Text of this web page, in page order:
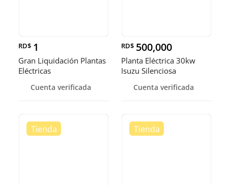
RD$ 1
Gran Liquidación Plantas
Eléctricas
Cuenta verificada
RD$ 500,000
Planta Eléctrica 30kw
Isuzu Silenciosa
Cuenta verificada